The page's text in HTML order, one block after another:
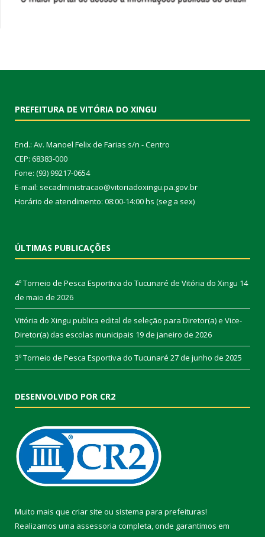
PREFEITURA DE VITÓRIA DO XINGU
End.: Av. Manoel Felix de Farias s/n - Centro
CEP: 68383-000
Fone: (93) 99217-0654
E-mail: secadministracao@vitoriadoxingu.pa.gov.br
Horário de atendimento: 08:00-14:00 hs (seg a sex)
ÚLTIMAS PUBLICAÇÕES
4º Torneio de Pesca Esportiva do Tucunaré de Vitória do Xingu 14
de maio de 2026
Vitória do Xingu publica edital de seleção para Diretor(a) e Vice-
Diretor(a) das escolas municipais 19 de janeiro de 2026
3º Torneio de Pesca Esportiva do Tucunaré 27 de junho de 2025
DESENVOLVIDO POR CR2
Muito mais que criar site ou sistema para prefeituras!
Realizamos uma assessoria completa, onde garantimos em